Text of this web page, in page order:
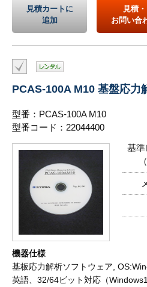
見積カートに
追加
見積・
お問い合
PCAS-100A M10 基盤応力
型番：PCAS-100A M10
型番コード：22044400
基
機器仕様
基板応力解析ソフトウェア,
英語、32/64ビット対応（